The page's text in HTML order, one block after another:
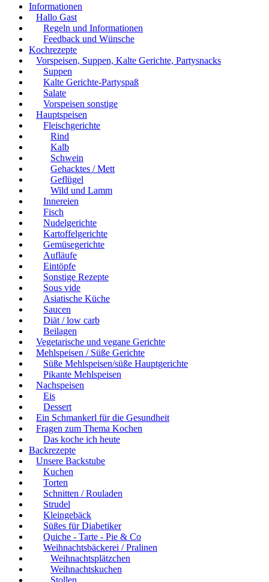
Informationen
Hallo Gast
Regeln und Informationen
Feedback und Wünsche
Kochrezepte
Vorspeisen, Suppen, Kalte Gerichte, Partysnacks
Suppen
Kalte Gerichte-Partyspaß
Salate
Vorspeisen sonstige
Hauptspeisen
Fleischgerichte
Rind
Kalb
Schwein
Gehacktes / Mett
Geflügel
Wild und Lamm
Innereien
Fisch
Nudelgerichte
Kartoffelgerichte
Gemüsegerichte
Aufläufe
Eintöpfe
Sonstige Rezepte
Sous vide
Asiatische Küche
Saucen
Diät / low carb
Beilagen
Vegetarische und vegane Gerichte
Mehlspeisen / Süße Gerichte
Süße Mehlspeisen/süße Hauptgerichte
Pikante Mehlspeisen
Nachspeisen
Eis
Dessert
Ein Schmankerl für die Gesundheit
Fragen zum Thema Kochen
Das koche ich heute
Backrezepte
Unsere Backstube
Kuchen
Torten
Schnitten / Rouladen
Strudel
Kleingebäck
Süßes für Diabetiker
Quiche - Tarte - Pie & Co
Weihnachtsbäckerei / Pralinen
Weihnachtsplätzchen
Weihnachtskuchen
Stollen